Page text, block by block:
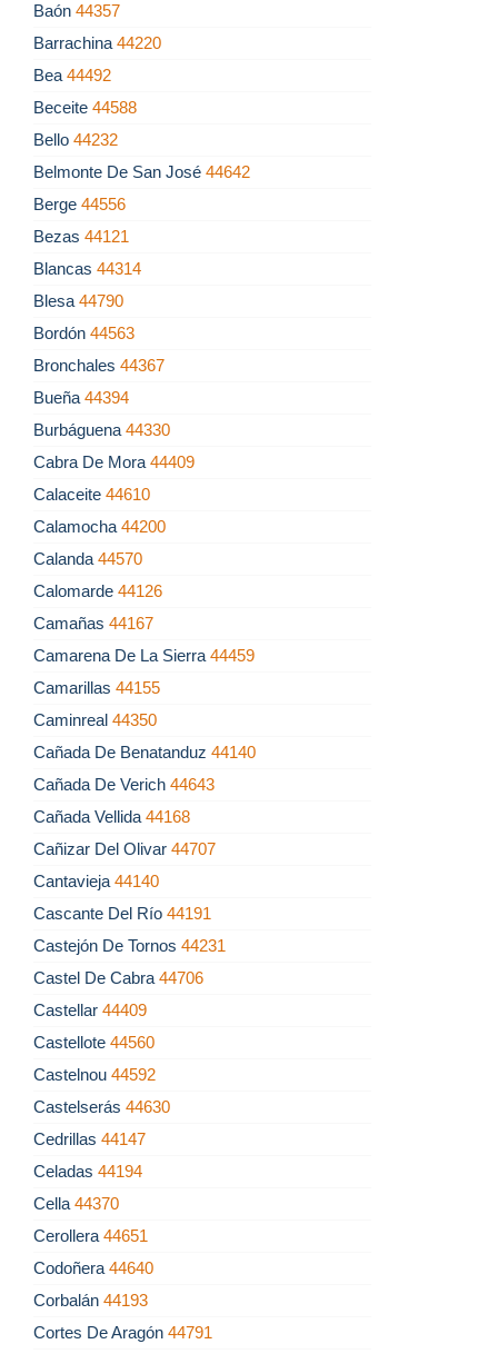
Baón 44357
Barrachina 44220
Bea 44492
Beceite 44588
Bello 44232
Belmonte De San José 44642
Berge 44556
Bezas 44121
Blancas 44314
Blesa 44790
Bordón 44563
Bronchales 44367
Bueña 44394
Burbáguena 44330
Cabra De Mora 44409
Calaceite 44610
Calamocha 44200
Calanda 44570
Calomarde 44126
Camañas 44167
Camarena De La Sierra 44459
Camarillas 44155
Caminreal 44350
Cañada De Benatanduz 44140
Cañada De Verich 44643
Cañada Vellida 44168
Cañizar Del Olivar 44707
Cantavieja 44140
Cascante Del Río 44191
Castejón De Tornos 44231
Castel De Cabra 44706
Castellar 44409
Castellote 44560
Castelnou 44592
Castelserás 44630
Cedrillas 44147
Celadas 44194
Cella 44370
Cerollera 44651
Codoñera 44640
Corbalán 44193
Cortes De Aragón 44791